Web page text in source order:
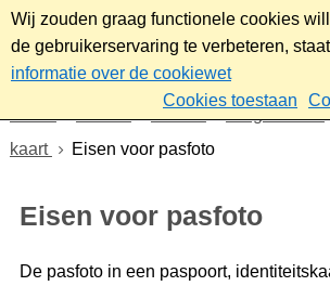
Wij zouden graag functionele cookies
de gebruikerservaring te verbeteren,
informatie over de cookiewet
Cookies toestaan
Wonen Burgerzaken
kaart
Eisen voor pasfoto
Eisen voor pasfoto
De pasfoto in een paspoort,